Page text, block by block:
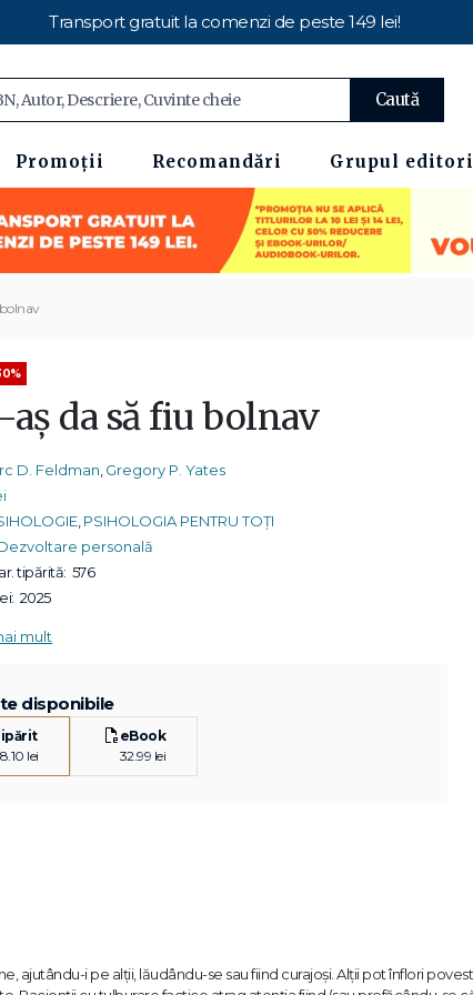
Transport gratuit la comenzi de peste 149 lei!
Caută
Promoții Recomandări Grupul
aș da să fiu bolnav
D. Feldman Gregory P. Yates
, PSIHOLOGIA PENTRU TOȚI
personală
tipărită: 576
2025
mult
disponibile
lei
eBook
32.99 lei
ajutându-i pe alții, lăudându-se sau fiind curajoși. Alții pot înflori